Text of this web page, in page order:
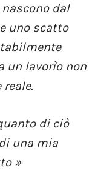
dal
uno scatto
un lavorìo non
reale.
di ciò
una mia
»